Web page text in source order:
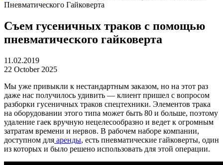
Пневматического Гайковерта
Съем гусеничных траков с помощью
пневматического гайковерта
11.02.2019
22 October 2025
Мы уже привыкли к нестандартным заказом, но на этот раз
даже нас получилось удивить — клиент пришел с вопросом
разборки гусеничных траков спецтехники. Элементов трака
на оборудовании этого типа может быть 80 и больше, поэтому
удаление гаек вручную нецелесообразно и ведет к огромным
затратам времени и нервов. В рабочем наборе компании,
доступном для аренды, есть пневматические гайковерты, один
из которых и было решено использовать для этой операции.